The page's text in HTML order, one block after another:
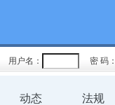
用户名： 密 码：
动态 法规
规程
预案